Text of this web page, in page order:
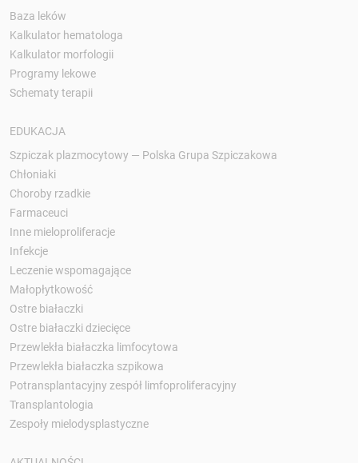
Baza leków
Kalkulator hematologa
Kalkulator morfologii
Programy lekowe
Schematy terapii
EDUKACJA
Szpiczak plazmocytowy — Polska Grupa Szpiczakowa
Chłoniaki
Choroby rzadkie
Farmaceuci
Inne mieloproliferacje
Infekcje
Leczenie wspomagające
Małopłytkowość
Ostre białaczki
Ostre białaczki dziecięce
Przewlekła białaczka limfocytowa
Przewlekła białaczka szpikowa
Potransplantacyjny zespół limfoproliferacyjny
Transplantologia
Zespoły mielodysplastyczne